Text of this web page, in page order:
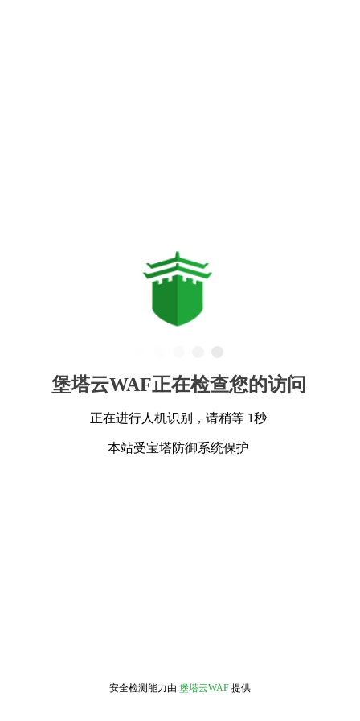
堡塔云WAF正在检查您的访问
正在进行人机识别，请稍等 1秒
本站受宝塔防御系统保护
安全检测能力由 堡塔云WAF 提供